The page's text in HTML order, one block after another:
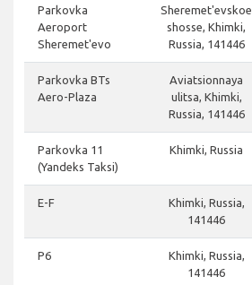
Parkovka
Aeroport
Sheremet'evo
Sheremet'evskoe
shosse, Khimki,
Russia, 141446
Parkovka BTs
Aero-Plaza
Aviatsionnaya
ulitsa, Khimki,
Russia, 141446
Parkovka 11
(Yandeks Taksi)
Khimki, Russia
E-F
Khimki, Russia,
141446
P6
Khimki, Russia,
141446